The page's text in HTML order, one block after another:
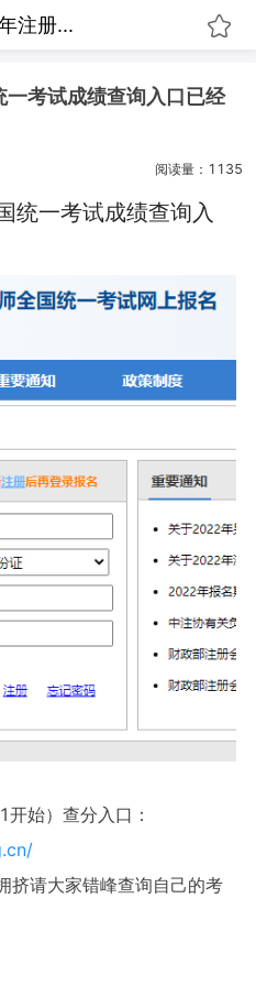
注册...
考试成绩查询入口已经
阅读量：1135
统一考试成绩查询入
始）查分入口：
挤请大家错峰查询自己的考